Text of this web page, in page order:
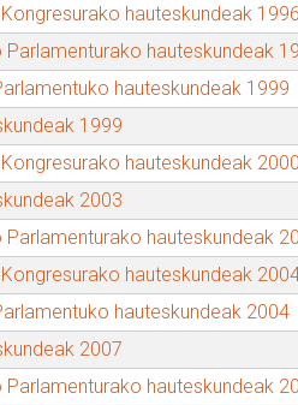
hauteskundeak 1996
hauteskundeak
hauteskundeak 1999
1999
hauteskundeak 2000
2003
hauteskundeak
hauteskundeak
hauteskundeak 2004
2007
hauteskundeak